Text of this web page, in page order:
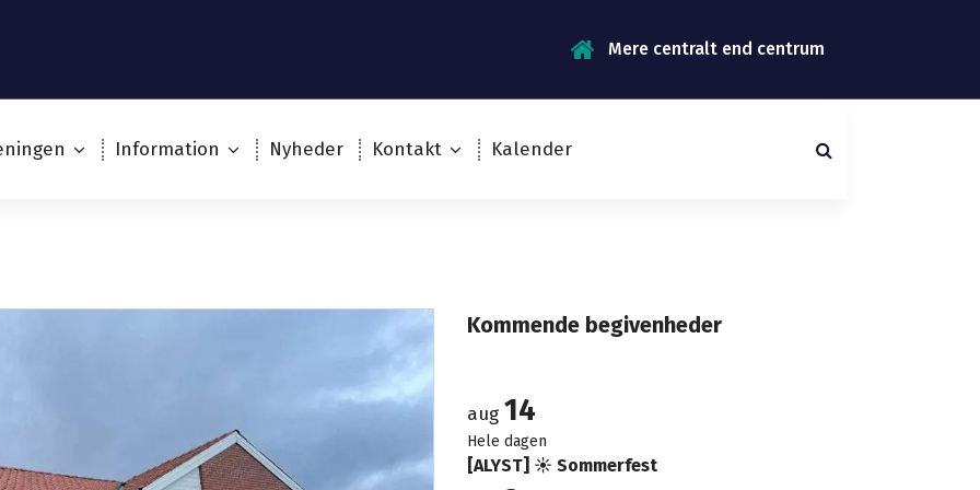
Mere centralt end centrum
Information Nyheder Kontakt Kalender
Kommende begivenheder
aug 14
Hele dagen
[ALYST] ☀️ Sommerfest